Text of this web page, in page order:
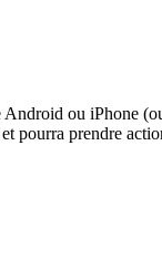
Android ou iPhone
pourra prendre